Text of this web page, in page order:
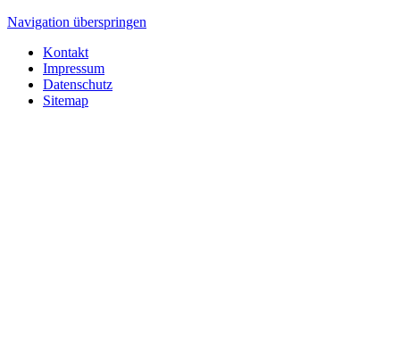
Navigation überspringen
Kontakt
Impressum
Datenschutz
Sitemap